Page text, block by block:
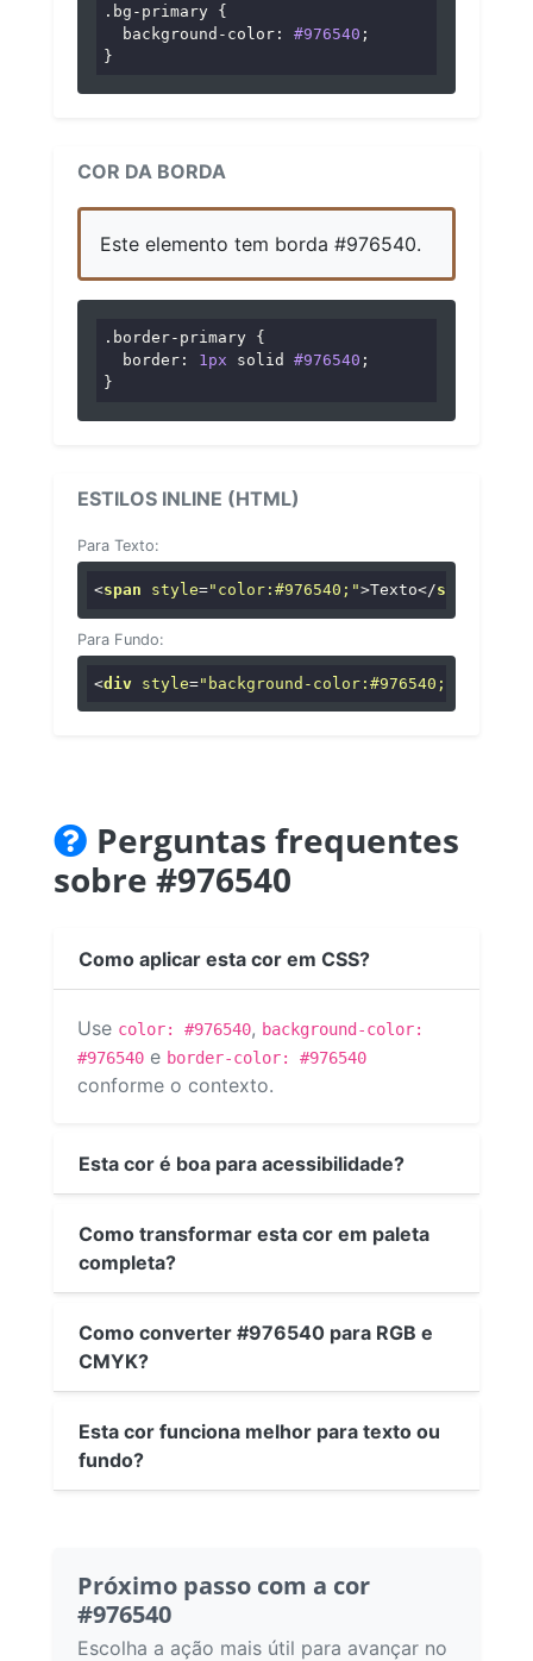
.bg-primary {
background-color : #976540 ;
}
COR DA BORDA
Este elemento tem borda #976540.
.border-primary {
border : 1px solid #976540 ;
}
ESTILOS INLINE (HTML)
Para Texto:
<span style="color:#976540;">Texto</span
Para Fundo:
<div style="background-color:#976540;"
Perguntas frequentes
sobre #976540
Como aplicar esta cor em CSS?
Use color: #976540, background-color:
#976540 e border-color: #976540
conforme o contexto.
Esta cor é boa para acessibilidade?
Como transformar esta cor em paleta
completa?
Como converter #976540 para RGB e
CMYK?
Esta cor funciona melhor para texto ou
fundo?
Próximo passo com a cor
#976540
Escolha a ação mais útil para avançar no